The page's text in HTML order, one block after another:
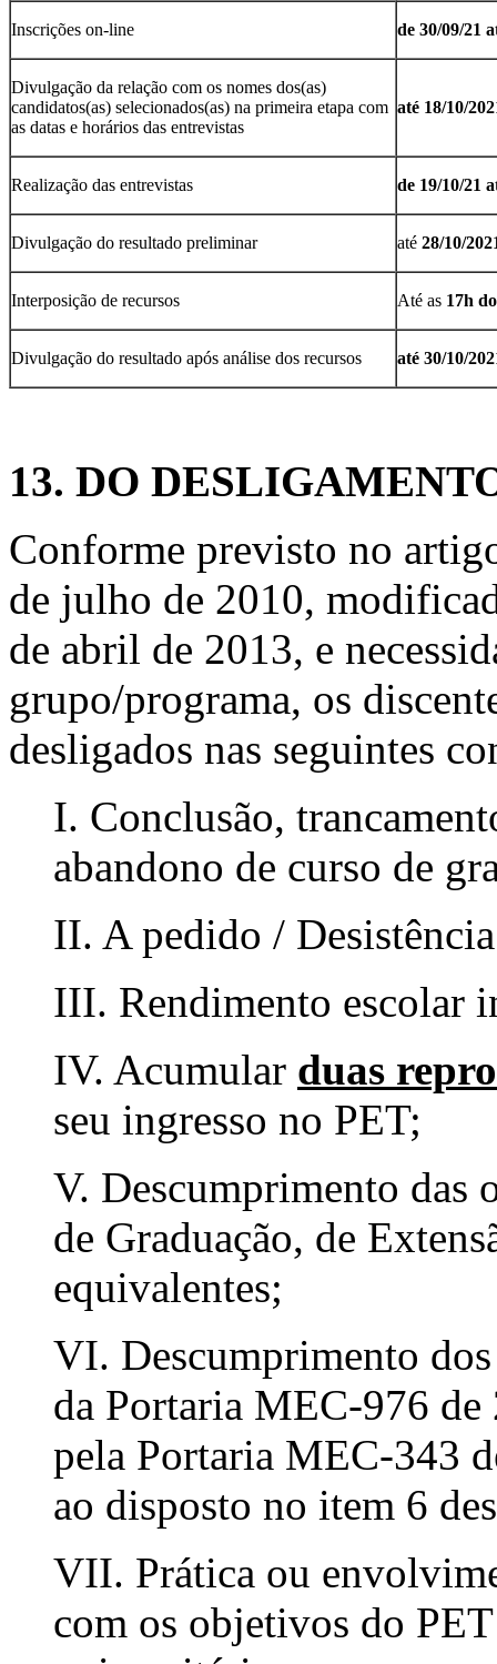
Inscrições on-line de 30/09/21
Divulgação da relação com os nomes dos(as)
candidatos(as) selecionados(as) na primeira etapa com
as datas e horários das entrevistas
até 18/10/
Realização das entrevistas de 19/10/21
Divulgação do resultado preliminar até 28/10/
Interposição de recursos Até as 17h
Divulgação do resultado após análise dos recursos até 30/10/
13. DO
Conforme previsto no
de julho de 2010,
de abril de 2013, e
grupo/programa, os
desligados nas seguintes
I. Conclusão,
abandono de curso de
II. A pedido /
III. Rendimento escolar
IV. Acumular duas
seu ingresso no PET;
V. Descumprimento das
de Graduação, de
equivalentes;
VI. Descumprimento
da Portaria MEC-976
pela Portaria MEC-343
ao disposto no item 6
VII. Prática ou
com os objetivos do